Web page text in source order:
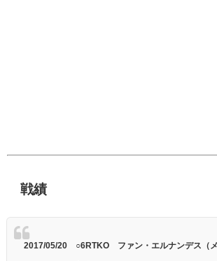
戦績
2017/05/20 ○6RTKO ファン・エルナンデス（